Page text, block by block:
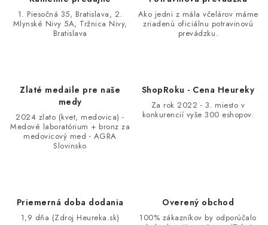
1. Piesočná 35, Bratislava, 2.
Mlynské Nivy 5A, Tržnica Nivy,
Bratislava
Ako jedni z mála včelárov máme
zriadenú oficiálnu potravinovú
prevádzku.
Zlaté medaile pre naše
medy
2024 zlato (kvet, medovica) -
Medové laboratórium + bronz za
medovicový med - AGRA
Slovinsko
ShopRoku - Cena Heureky
Za rok 2022 - 3. miesto v
konkurencií vyše 300 eshopov.
Priemerná doba dodania
1,9 dňa (Zdroj Heureka.sk)
Overený obchod
100% zákazníkov by odporúčalo